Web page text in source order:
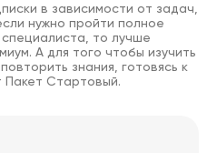
в зависимости от задач,
нужно пройти полное
то лучше
А для того чтобы изучить
знания, готовясь к
Стартовый.